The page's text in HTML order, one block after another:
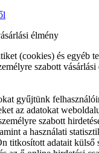
élmény
(cookies) és egyéb
szabott
gyűjtünk
az adatokat
szabott
a használati
titkosított adatait külső